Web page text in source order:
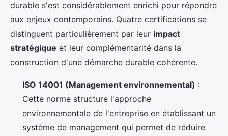
durable s'est considérablement enrichi pour répondre
aux enjeux contemporains. Quatre certifications se
distinguent particulièrement par leur impact
stratégique et leur complémentarité dans la
construction d'une démarche durable cohérente.
ISO 14001 (Management environnemental) :
Cette norme structure l'approche
environnementale de l'entreprise en établissant un
système de management qui permet de réduire